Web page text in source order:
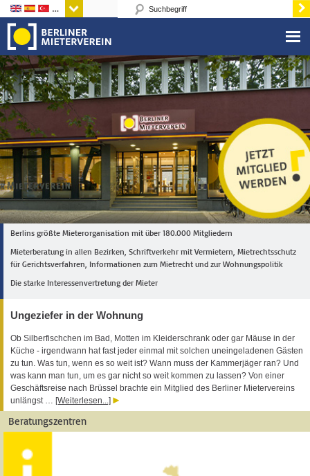
Sprachen
Berlins größte Mieterorganisation mit über 180.000 Mitgliedern
Mieterberatung in allen Bezirken, Schriftverkehr mit Vermietern, Mietrechtsschutz
für Gerichtsverfahren, Informationen zum Mietrecht und zur Wohnungspolitik
Die starke Interessenvertretung der Mieter
Ungeziefer in der Wohnung
Ob Silberfischchen im Bad, Motten im Kleiderschrank oder gar Mäuse in der
Küche - irgendwann hat fast jeder einmal mit solchen uneingeladenen Gästen
zu tun. Was tun, wenn es so weit ist? Wann muss der Kammerjäger ran? Und
was kann man tun, um es gar nicht so weit kommen zu lassen? Von einer
Geschäftsreise nach Brüssel brachte ein Mitglied des Berliner Mietervereins
unlängst … [Weiterlesen...]
Beratungszentren